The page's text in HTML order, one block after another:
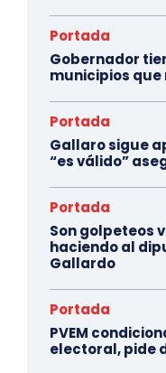
Portada
Gobernador
municipios que
Portada
Gallaro sigue
“es válido”
Portada
Son golpeteos
haciendo al
Gallardo
Portada
PVEM
electoral, pide